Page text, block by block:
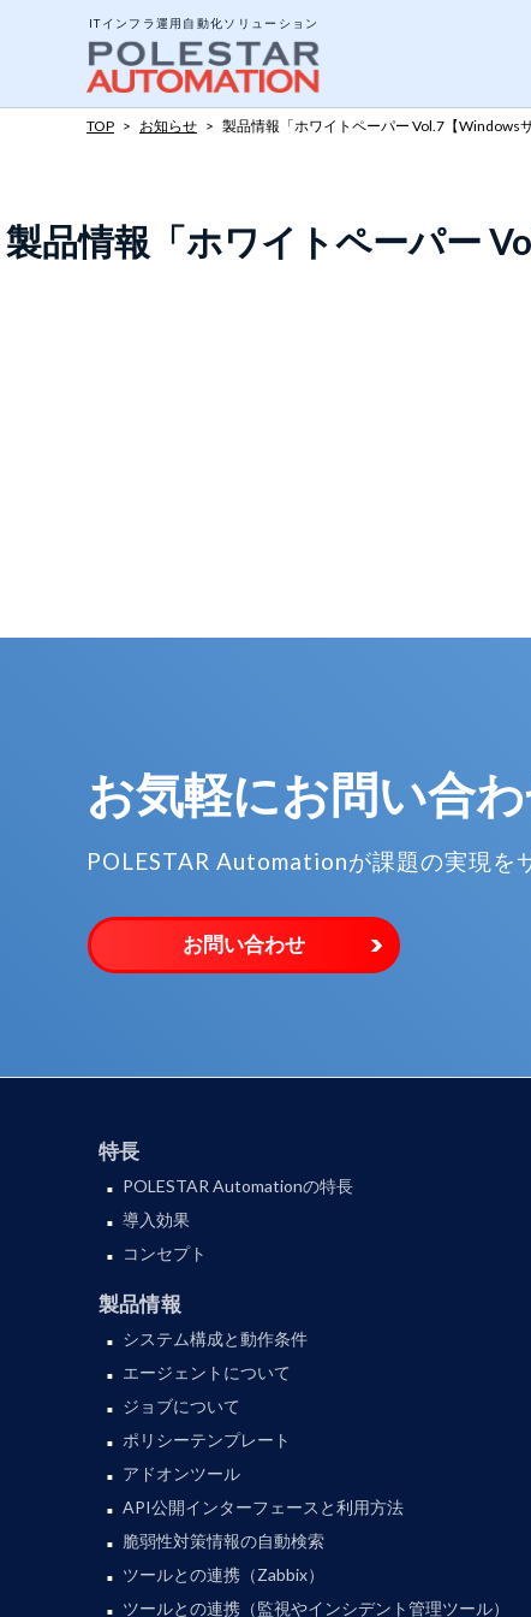
ITインフラ運用自動化ソリューション
エージェントとエ
TOP > お知らせ > 製品情報「ホワイトペーパー Vol.7【Windows
製品情報「ホワイトペーパー
お気軽にお問い合
POLESTAR Automationが課題の実現を
お問い合わせ
特長
POLESTAR Automationの特長
導入効果
コンセプト
製品情報
システム構成と動作条件
エージェントについて
ジョブについて
ポリシーテンプレート
アドオンツール
API公開インターフェースと利用方法
脆弱性対策情報の自動検索
ツールとの連携（Zabbix）
ツールとの連携（監視やインシデント管理ツール）